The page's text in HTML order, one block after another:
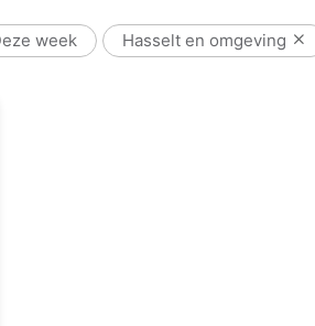
week Hasselt en omgeving